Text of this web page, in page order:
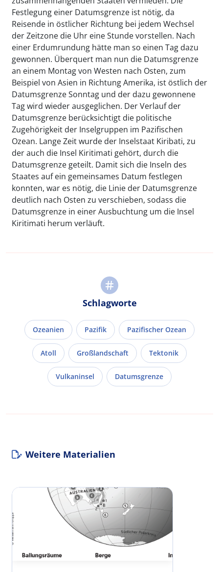
Festlegung einer Datumsgrenze ist nötig, da
Reisende in östlicher Richtung bei jedem Wechsel
der Zeitzone die Uhr eine Stunde vorstellen. Nach
einer Erdumrundung hätte man so einen Tag dazu
gewonnen. Überquert man nun die Datumsgrenze
an einem Montag von Westen nach Osten, zum
Beispiel von Asien in Richtung Amerika, ist östlich der
Datumsgrenze Sonntag und der dazu gewonnene
Tag wird wieder ausgeglichen. Der Verlauf der
Datumsgrenze berücksichtigt die politische
Zugehörigkeit der Inselgruppen im Pazifischen
Ozean. Lange Zeit wurde der Inselstaat Kiribati, zu
der auch die Insel Kiritimati gehört, durch die
Datumsgrenze geteilt. Damit sich die Inseln des
Staates auf ein gemeinsames Datum festlegen
konnten, war es nötig, die Linie der Datumsgrenze
deutlich nach Osten zu verschieben, sodass die
Datumsgrenze in einer Ausbuchtung um die Insel
Kiritimati herum verläuft.
Schlagworte
Ozeanien Pazifik Pazifischer Ozean
Atoll Großlandschaft Tektonik
Vulkaninsel Datumsgrenze
Weitere Materialien